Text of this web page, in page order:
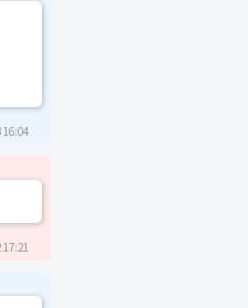
16:04